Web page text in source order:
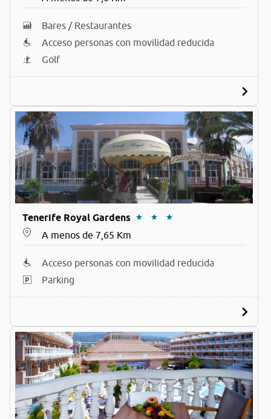
Bares / Restaurantes
Acceso personas con movilidad reducida
Golf
Tenerife Royal Gardens
A menos de 7,65 Km
Acceso personas con movilidad reducida
Parking